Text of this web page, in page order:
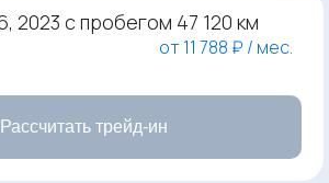
2023 с пробегом 47 120 км
от 11 788 ₽ / мес.
Рассчитать трейд-ин